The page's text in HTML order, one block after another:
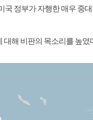
국 정부가 자행한 매우 중
대해 비판의 목소리를 높였